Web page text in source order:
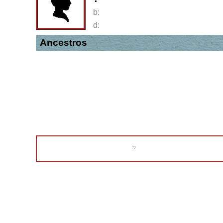
b:
d:
Ancestros
?